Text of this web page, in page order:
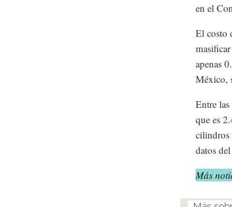
en el
El costo
apenas
México,
Entre
que es
cilindros
datos
Más